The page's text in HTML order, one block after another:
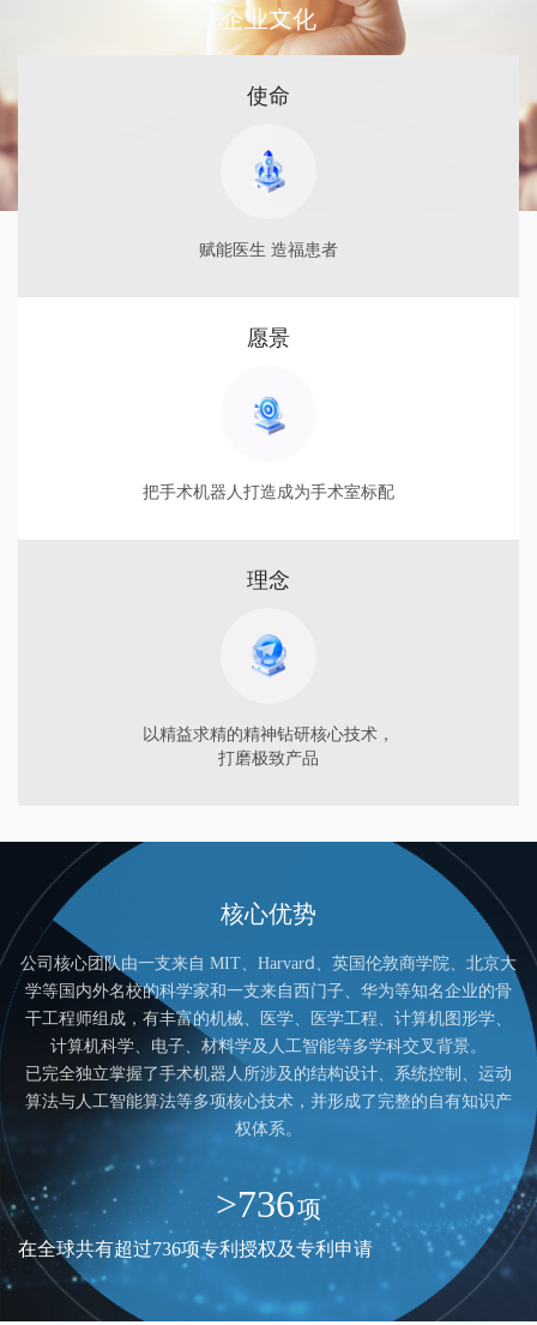
企业文化
使命
赋能医生 造福患者
愿景
把手术机器人打造成为手术室标配
理念
以精益求精的精神钻研核心技术，
打磨极致产品
核心优势
公司核心团队由一支来自 MIT、Harvard、英国伦敦商学院、北京大
学等国内外名校的科学家和一支来自西门子、华为等知名企业的骨
干工程师组成，有丰富的机械、医学、医学工程、计算机图形学、
计算机科学、电子、材料学及人工智能等多学科交叉背景。
已完全独立掌握了手术机器人所涉及的结构设计、系统控制、运动
算法与人工智能算法等多项核心技术，并形成了完整的自有知识产
权体系。
>736项
在全球共有超过736项专利授权及专利申请